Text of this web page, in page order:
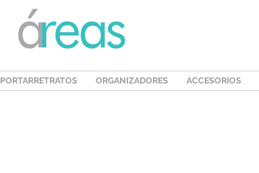
PORTARRETRATOS ORGANIZADORES ACCESORIOS